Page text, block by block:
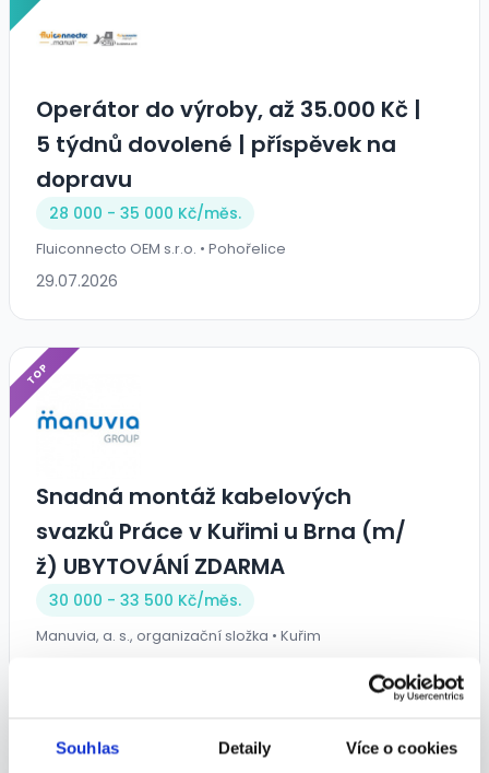
Souhlas Detaily Více o cookies
Operátor do výroby, až 35.000 Kč |
5 týdnů dovolené | příspěvek na
dopravu
28 000 - 35 000 Kč/měs.
Fluiconnecto OEM s.r.o. • Pohořelice
29.07.2026
TOP
Snadná montáž kabelových
svazků Práce v Kuřimi u Brna (m/
ž) UBYTOVÁNÍ ZDARMA
30 000 - 33 500 Kč/měs.
Manuvia, a. s., organizační složka • Kuřim